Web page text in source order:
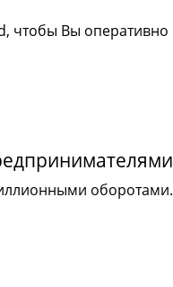
Вы оперативно
оборотами.